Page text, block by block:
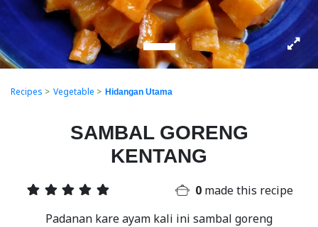
Recipes > Vegetable > Hidangan Utama
SAMBAL GORENG
KENTANG
0 made this recipe
Padanan kare ayam kali ini sambal goreng